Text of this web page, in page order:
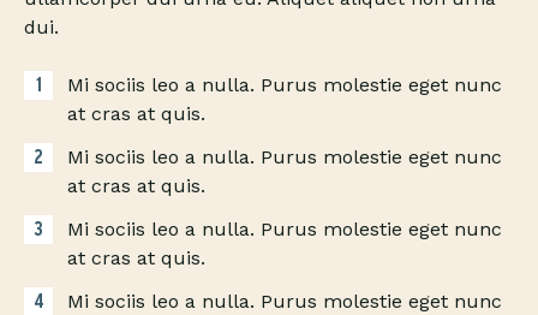
dui.
Mi sociis leo a nulla. Purus molestie eget nunc
at cras at quis.
Mi sociis leo a nulla. Purus molestie eget nunc
at cras at quis.
Mi sociis leo a nulla. Purus molestie eget nunc
at cras at quis.
Mi sociis leo a nulla. Purus molestie eget nunc